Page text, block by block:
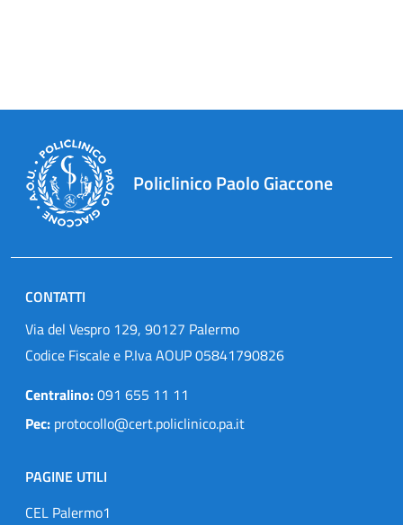
Policlinico Paolo Giaccone
CONTATTI
Via del Vespro 129, 90127 Palermo
Codice Fiscale e P.Iva AOUP 05841790826
Centralino:091 655 11 11
Pec: protocollo@cert.policlinico.pa.it
PAGINE UTILI
CEL Palermo1